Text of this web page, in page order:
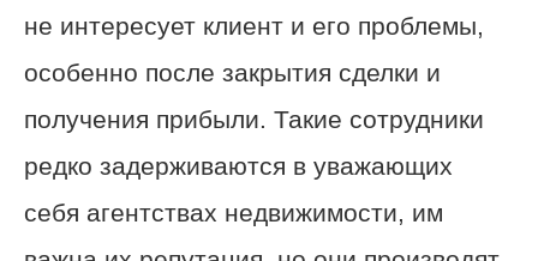
не интересует клиент и его проблемы,
особенно после закрытия сделки и
получения прибыли. Такие сотрудники
редко задерживаются в уважающих
себя агентствах недвижимости, им